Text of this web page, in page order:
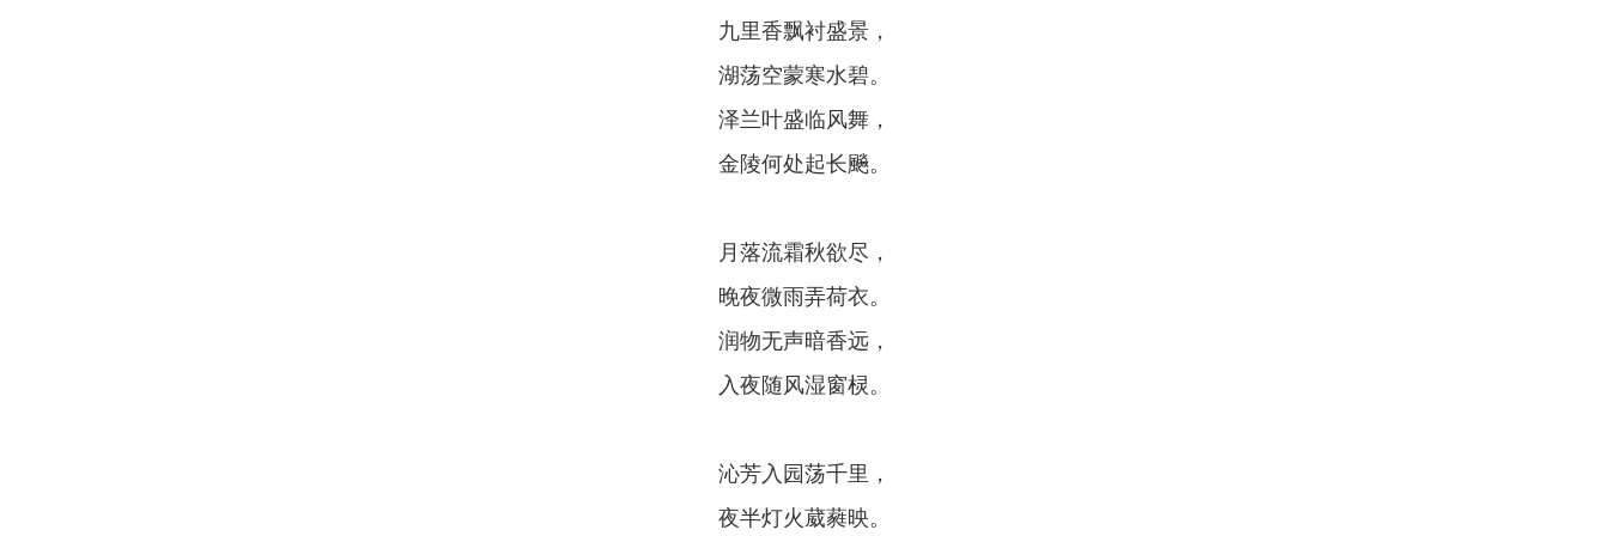
九里香飘衬盛景，
湖荡空蒙寒水碧。
泽兰叶盛临风舞，
金陵何处起长飈。
月落流霜秋欲尽，
晚夜微雨弄荷衣。
润物无声暗香远，
入夜随风湿窗棂。
沁芳入园荡千里，
夜半灯火葳蕤映。